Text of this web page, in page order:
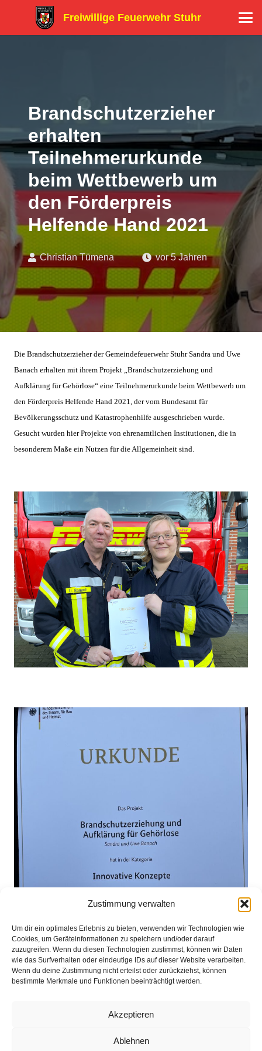
Zustimmung verwalten
Um dir ein optimales Erlebnis zu bieten, verwenden wir Technologien wie
Cookies, um Geräteinformationen zu speichern und/oder darauf
zuzugreifen. Wenn du diesen Technologien zustimmst, können wir Daten
wie das Surfverhalten oder eindeutige IDs auf dieser Website verarbeiten.
Wenn du deine Zustimmung nicht erteilst oder zurückziehst, können
bestimmte Merkmale und Funktionen beeinträchtigt werden.
Akzeptieren
Ablehnen
Freiwillige Feuerwehr Stuhr
Brandschutzerzieher
erhalten
Teilnehmerurkunde
beim Wettbewerb um
den Förderpreis
Helfende Hand 2021
Christian Tümena vor 5 Jahren
Die Brandschutzerzieher der Gemeindefeuerwehr Stuhr Sandra und Uwe
Banach erhalten mit ihrem Projekt „Brandschutzerziehung und
Aufklärung für Gehörlose“ eine Teilnehmerurkunde beim Wettbewerb um
den Förderpreis Helfende Hand 2021, der vom Bundesamt für
Bevölkerungsschutz und Katastrophenhilfe ausgeschrieben wurde.
Gesucht wurden hier Projekte von ehrenamtlichen Institutionen, die in
besonderem Maße ein Nutzen für die Allgemeinheit sind.